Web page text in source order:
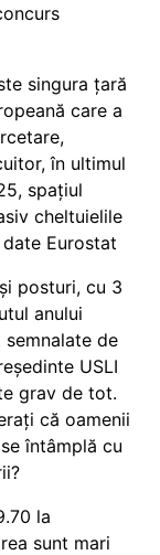
singura țară
care a
în ultimul
spațiul
cheltuielile
Eurostat
posturi, cu 3
anului
de
USLI
grav de tot.
că oamenii
întâmplă cu
la
sunt mari